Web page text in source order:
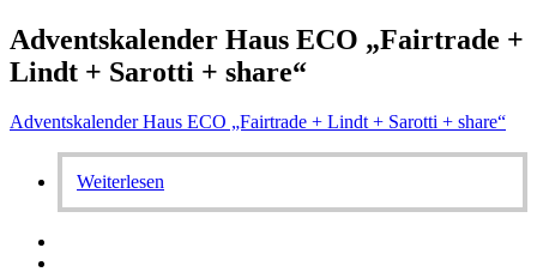
Adventskalender Haus ECO „Fairtrade +
Lindt + Sarotti + share“
Adventskalender Haus ECO „Fairtrade + Lindt + Sarotti + share“
Weiterlesen